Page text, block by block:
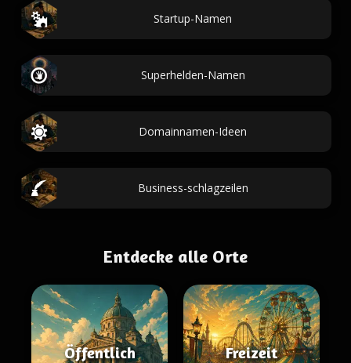
Startup-Namen
Superhelden-Namen
Domainnamen-Ideen
Business-schlagzeilen
Entdecke alle Orte
Öffentlich Freizeit